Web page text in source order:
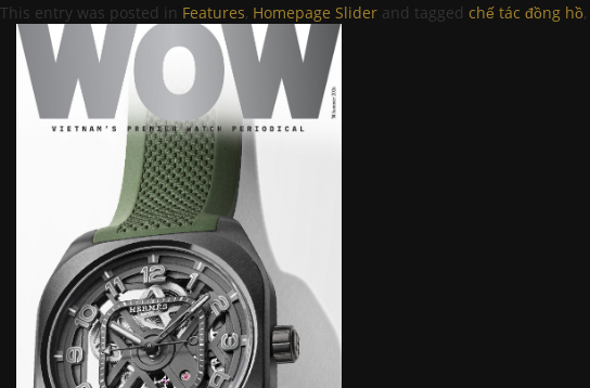
This entry was posted in Features, Homepage Slider and tagged chế tác đồng hồ,